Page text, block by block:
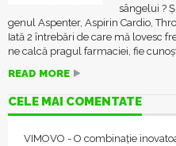
sângelui ?
genul Aspenter, Aspirin Cardio,
Iată 2 întrebări de care mă lovesc
ne calcă pragul farmaciei, fie
READ MORE
CELE MAI COMENTATE
VIMOVO - O combinație